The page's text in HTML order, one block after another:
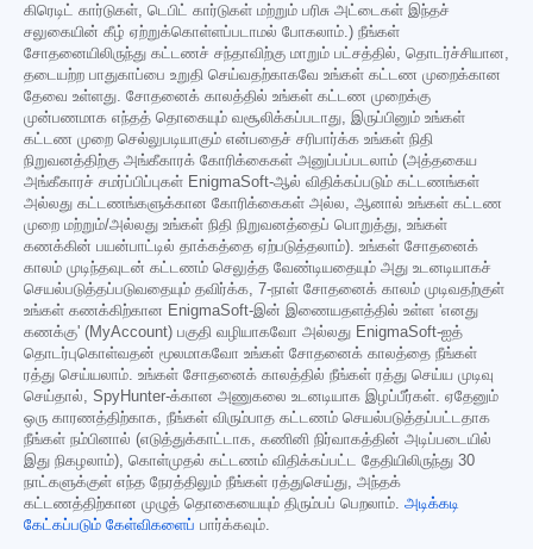
கிரெடிட் கார்டுகள், டெபிட் கார்டுகள் மற்றும் பரிசு அட்டைகள் இந்தச்
சலுகையின் கீழ் ஏற்றுக்கொள்ளப்படாமல் போகலாம்.) நீங்கள்
சோதனையிலிருந்து கட்டணச் சந்தாவிற்கு மாறும் பட்சத்தில், தொடர்ச்சியான,
தடையற்ற பாதுகாப்பை உறுதி செய்வதற்காகவே உங்கள் கட்டண முறைக்கான
தேவை உள்ளது. சோதனைக் காலத்தில் உங்கள் கட்டண முறைக்கு
முன்பணமாக எந்தத் தொகையும் வசூலிக்கப்படாது, இருப்பினும் உங்கள்
கட்டண முறை செல்லுபடியாகும் என்பதைச் சரிபார்க்க உங்கள் நிதி
நிறுவனத்திற்கு அங்கீகாரக் கோரிக்கைகள் அனுப்பப்படலாம் (அத்தகைய
அங்கீகாரச் சமர்ப்பிப்புகள் EnigmaSoft-ஆல் விதிக்கப்படும் கட்டணங்கள்
அல்லது கட்டணங்களுக்கான கோரிக்கைகள் அல்ல, ஆனால் உங்கள் கட்டண
முறை மற்றும்/அல்லது உங்கள் நிதி நிறுவனத்தைப் பொறுத்து, உங்கள்
கணக்கின் பயன்பாட்டில் தாக்கத்தை ஏற்படுத்தலாம்). உங்கள் சோதனைக்
காலம் முடிந்தவுடன் கட்டணம் செலுத்த வேண்டியதையும் அது உடனடியாகச்
செயல்படுத்தப்படுவதையும் தவிர்க்க, 7-நாள் சோதனைக் காலம் முடிவதற்குள்
உங்கள் கணக்கிற்கான EnigmaSoft-இன் இணையதளத்தில் உள்ள 'எனது
கணக்கு' (MyAccount) பகுதி வழியாகவோ அல்லது EnigmaSoft-ஐத்
தொடர்புகொள்வதன் மூலமாகவோ உங்கள் சோதனைக் காலத்தை நீங்கள்
ரத்து செய்யலாம். உங்கள் சோதனைக் காலத்தில் நீங்கள் ரத்து செய்ய முடிவு
செய்தால், SpyHunter-க்கான அணுகலை உடனடியாக இழப்பீர்கள். ஏதேனும்
ஒரு காரணத்திற்காக, நீங்கள் விரும்பாத கட்டணம் செயல்படுத்தப்பட்டதாக
நீங்கள் நம்பினால் (எடுத்துக்காட்டாக, கணினி நிர்வாகத்தின் அடிப்படையில்
இது நிகழலாம்), கொள்முதல் கட்டணம் விதிக்கப்பட்ட தேதியிலிருந்து 30
நாட்களுக்குள் எந்த நேரத்திலும் நீங்கள் ரத்துசெய்து, அந்தக்
கட்டணத்திற்கான முழுத் தொகையையும் திரும்பப் பெறலாம். அடிக்கடி
கேட்கப்படும் கேள்விகளைப் பார்க்கவும்.